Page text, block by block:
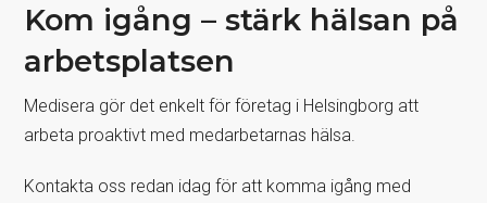
Kom igång – stärk hälsan på
arbetsplatsen
Medisera gör det enkelt för företag i Helsingborg att
arbeta proaktivt med medarbetarnas hälsa.
Kontakta oss redan idag för att komma igång med